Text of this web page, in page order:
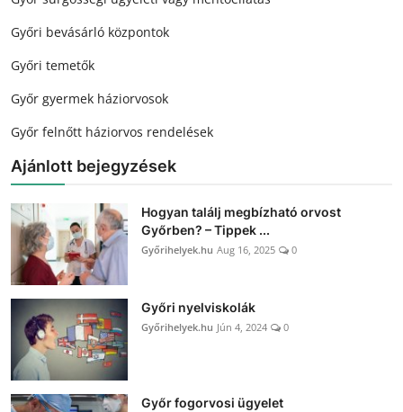
Győri bevásárló központok
Győri temetők
Győr gyermek háziorvosok
Győr felnőtt háziorvos rendelések
Ajánlott bejegyzések
Hogyan találj megbízható orvost
Győrben? – Tippek ...
Győrihelyek.hu Aug 16, 2025 0
Győri nyelviskolák
Győrihelyek.hu Jún 4, 2024 0
Győr fogorvosi ügyelet